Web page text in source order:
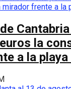
la
a la